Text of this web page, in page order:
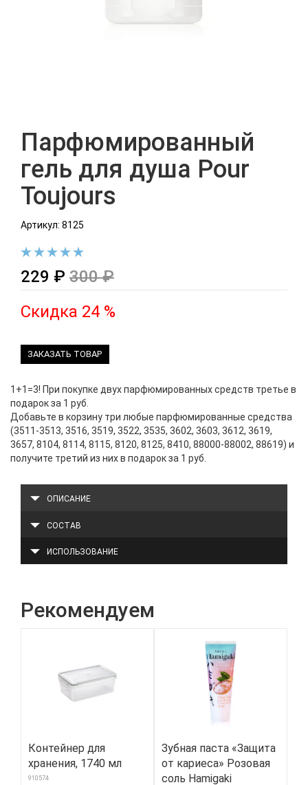
Парфюмированный
гель для душа Pour
Toujours
Артикул: 8125
229 ₽ 300 ₽
Скидка 24 %
ЗАКАЗАТЬ ТОВАР
1+1=3! При покупке двух парфюмированных средств третье в
подарок за 1 руб.
Добавьте в корзину три любые парфюмированные средства
(3511-3513, 3516, 3519, 3522, 3535, 3602, 3603, 3612, 3619,
3657, 8104, 8114, 8115, 8120, 8125, 8410, 88000-88002, 88619) и
получите третий из них в подарок за 1 руб.
ОПИСАНИЕ
СОСТАВ
ИСПОЛЬЗОВАНИЕ
Рекомендуем
Контейнер для
хранения, 1740 мл
910574
Зубная паста «Защита
от кариеса» Розовая
соль Hamigaki